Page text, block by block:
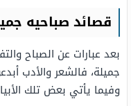
قصائد صباحيه
بعد عبارات عن الصباح
جميلة، فالشعر والأدب
وفيما يأتي بعض تلك